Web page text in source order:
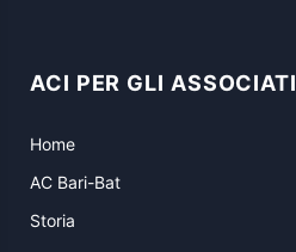
ACI PER GLI ASSOCIATI
Home
AC Bari-Bat
Storia